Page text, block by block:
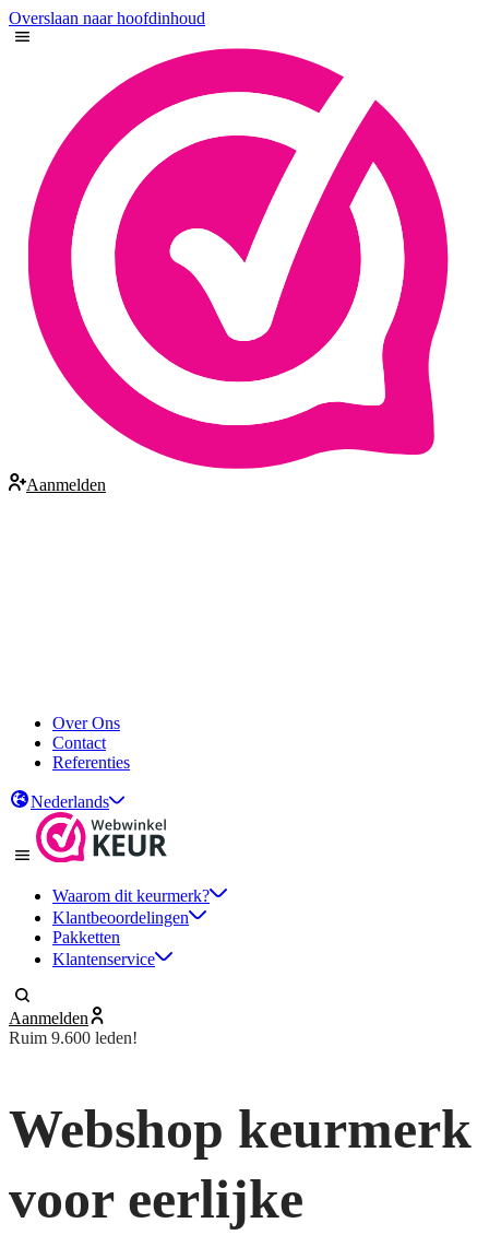
Overslaan naar hoofdinhoud
Aanmelden
Over Ons
Contact
Referenties
Nederlands
Waarom dit keurmerk?
Klantbeoordelingen
Pakketten
Klantenservice
Aanmelden
Ruim 9.600 leden!
Webshop keurmerk
voor eerlijke